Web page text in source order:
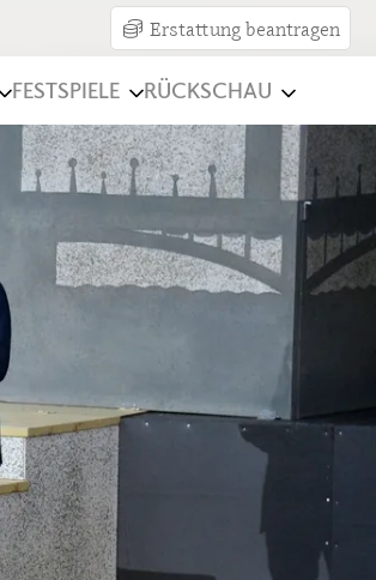
Erstattung beantragen
FESTSPIELE RÜCKSCHAU